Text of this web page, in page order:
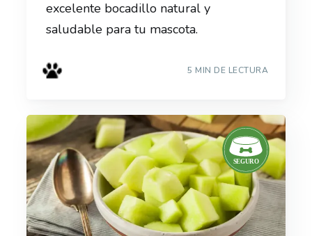
excelente bocadillo natural y
saludable para tu mascota.
5 MIN DE LECTURA